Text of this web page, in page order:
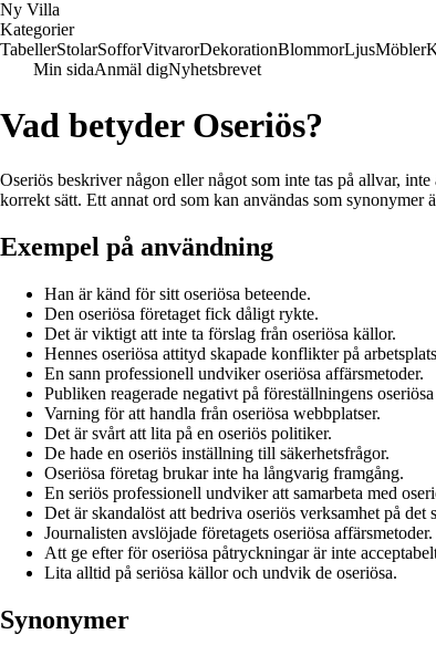
Ny Villa
Kategorier
TabellerStolarSofforVitvarorDekorationBlommorLjusMöbler
Min sidaAnmäl digNyhetsbrevet
Vad betyder Oseriös?
Oseriös beskriver någon eller något som inte tas på allvar,
korrekt sätt. Ett annat ord som kan användas som synonymer
Exempel på användning
Han är känd för sitt oseriösa beteende.
Den oseriösa företaget fick dåligt rykte.
Det är viktigt att inte ta förslag från oseriösa källor.
Hennes oseriösa attityd skapade konflikter på
En sann professionell undviker oseriösa affärsmetoder.
Publiken reagerade negativt på föreställningens
Varning för att handla från oseriösa webbplatser.
Det är svårt att lita på en oseriös politiker.
De hade en oseriös inställning till säkerhetsfrågor.
Oseriösa företag brukar inte ha långvarig framgång.
En seriös professionell undviker att samarbeta med
Det är skandalöst att bedriva oseriös verksamhet på det
Journalisten avslöjade företagets oseriösa affärsmetoder.
Att ge efter för oseriösa påtryckningar är inte
Lita alltid på seriösa källor och undvik de oseriösa.
Synonymer